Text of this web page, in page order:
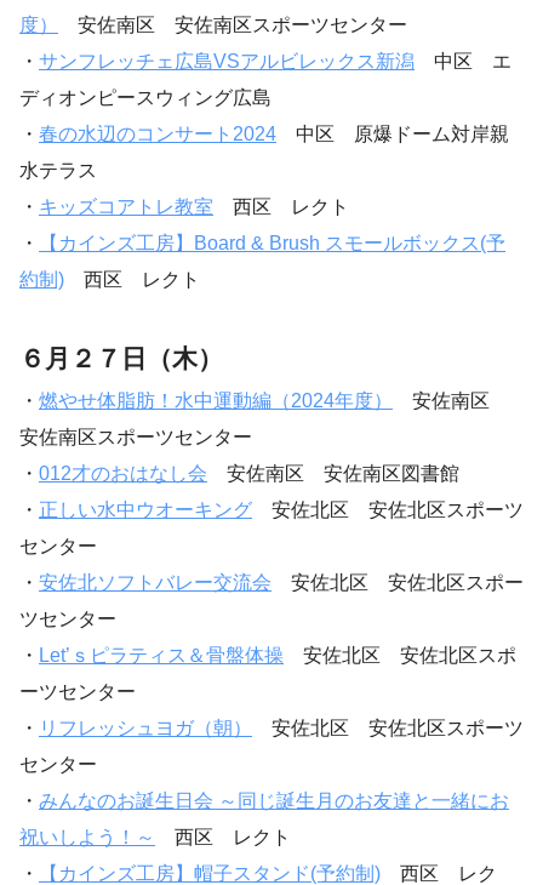
度）
安佐南区 安佐南区スポーツセンター
・ サンフレッチェ広島VSアルビレックス新潟 中区 エ
ディオンピースウィング広島
・ 春の水辺のコンサート2024 中区 原爆ドーム対岸親
水テラス
・ キッズコアトレ教室 西区 レクト
・
【カインズ工房】Board & Brush スモールボックス(予
約制) 西区 レクト
６月２７日（木）
・ 燃やせ体脂肪！水中運動編（2024年度）
安佐南区
安佐南区スポーツセンター
・ 012才のおはなし会 安佐南区 安佐南区図書館
・ 正しい水中ウオーキング 安佐北区 安佐北区スポーツ
センター
・ 安佐北ソフトバレー交流会 安佐北区 安佐北区スポー
ツセンター
・ Let’ｓピラティス＆骨盤体操 安佐北区 安佐北区スポ
ーツセンター
・ リフレッシュヨガ（朝）
安佐北区 安佐北区スポーツ
センター
・ みんなのお誕生日会 ～同じ誕生月のお友達と一緒にお
祝いしよう！～
西区 レクト
・
【カインズ工房】帽子スタンド(予約制) 西区 レク